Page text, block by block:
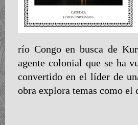
río Congo en busca de
agente colonial que se ha
convertido en el líder de
obra explora temas como